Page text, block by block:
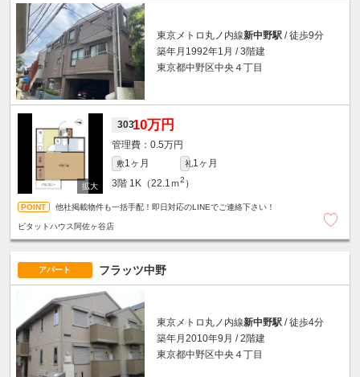
東京メトロ丸ノ内線新中野駅 / 徒歩9分
築年月1992年1月 / 3階建
東京都中野区中央４丁目
30310万円
0.5万円
敷1ヶ月 礼1ヶ月
3階 1K（22.1ｍ2 ）
他社掲載物件も一括手配！即日対応のLINEでご連絡下さい！
ピタットハウス阿佐ヶ谷店
アパート フラッツ中野
東京メトロ丸ノ内線新中野駅 / 徒歩4分
築年月2010年9月 / 2階建
東京都中野区中央４丁目